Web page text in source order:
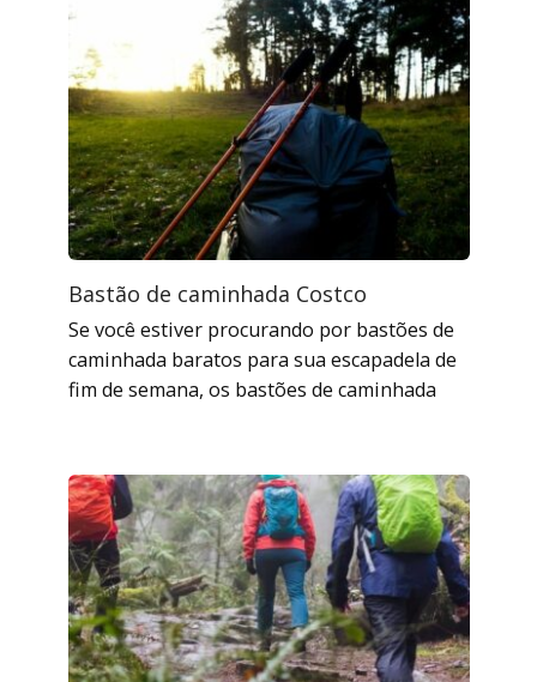
Bastão de caminhada Costco
Se você estiver procurando por bastões de
caminhada baratos para sua escapadela de
fim de semana, os bastões de caminhada